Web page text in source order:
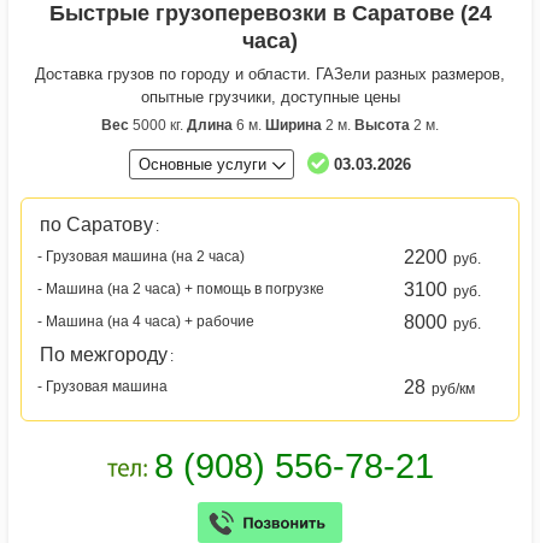
Быстрые грузоперевозки в Саратове (24
часа)
Доставка грузов по городу и области. ГАЗели разных размеров,
опытные грузчики, доступные цены
Вес 5000 кг. Длина 6 м. Ширина 2 м. Высота 2 м.
Основные услуги 03.03.2026
по Саратову :
- Грузовая машина (на 2 часа)
2200 руб.
- Машина (на 2 часа) + помощь в погрузке
3100 руб.
- Машина (на 4 часа) + рабочие
8000 руб.
По межгороду :
- Грузовая машина
28 руб/км